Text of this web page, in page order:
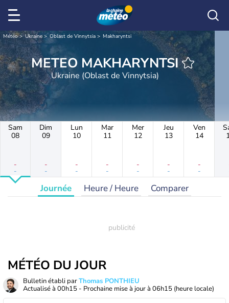
Météo Ukraine Oblast de Vinnytsia Makharyntsi
METEO MAKHARYNTSI
Ukraine (Oblast de Vinnytsia)
Sam
08
-
-
Dim
09
-
-
Lun
10
-
-
Mar
11
-
-
Mer
12
-
-
Jeu
13
-
-
Ven
14
-
-
Journée Heure / Heure Comparer
MÉTÉO DU JOUR
Bulletin établi parThomas PONTHIEU
Actualisé à 00h15 - Prochaine mise à jour à 06h15 (heure locale)